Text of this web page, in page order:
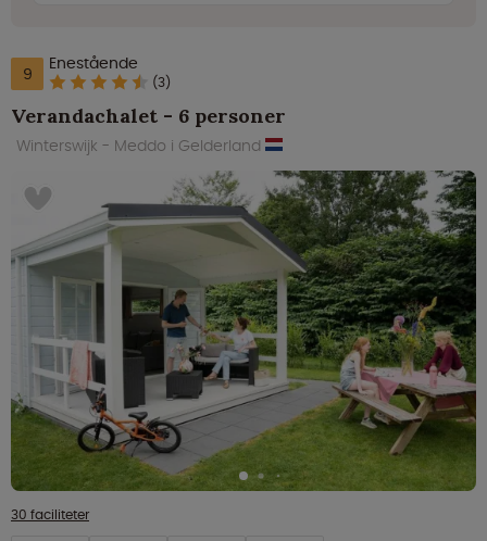
9 Enestående
(3)
Verandachalet - 6 personer
Winterswijk - Meddo i Gelderland
30 faciliteter